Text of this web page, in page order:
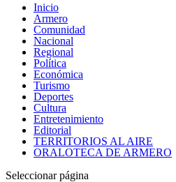
Inicio
Armero
Comunidad
Nacional
Regional
Política
Económica
Turismo
Deportes
Cultura
Entretenimiento
Editorial
TERRITORIOS AL AIRE
ORALOTECA DE ARMERO
Seleccionar página